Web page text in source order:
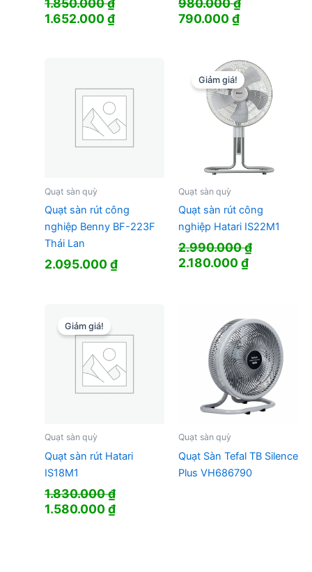
1.850.000₫
Giá
1.652.000₫Giá
980.000₫
Giá
980.000 ₫.
790.000₫Giá
là:
790.000 ₫.
Quạt sàn quỳ
Quạt sàn rút công
nghiệp Benny BF-223F
Thái Lan
2.095.000₫
Giảm giá!
Quạt sàn quỳ
Quạt sàn rút công
nghiệp Hatari IS22M1
2.990.000₫
Giá
2.180.000₫Giá
2.180.000
Giảm giá!
Quạt sàn quỳ
Quạt sàn rút Hatari
IS18M1
1.830.000₫
Giá
1.580.000₫Giá
Quạt sàn quỳ
Quạt Sàn Tefal TB Silence
Plus VH686790